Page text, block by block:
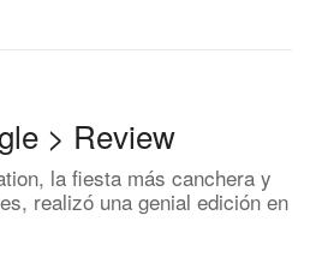
> Review
la fiesta más canchera y
realizó una genial edición en